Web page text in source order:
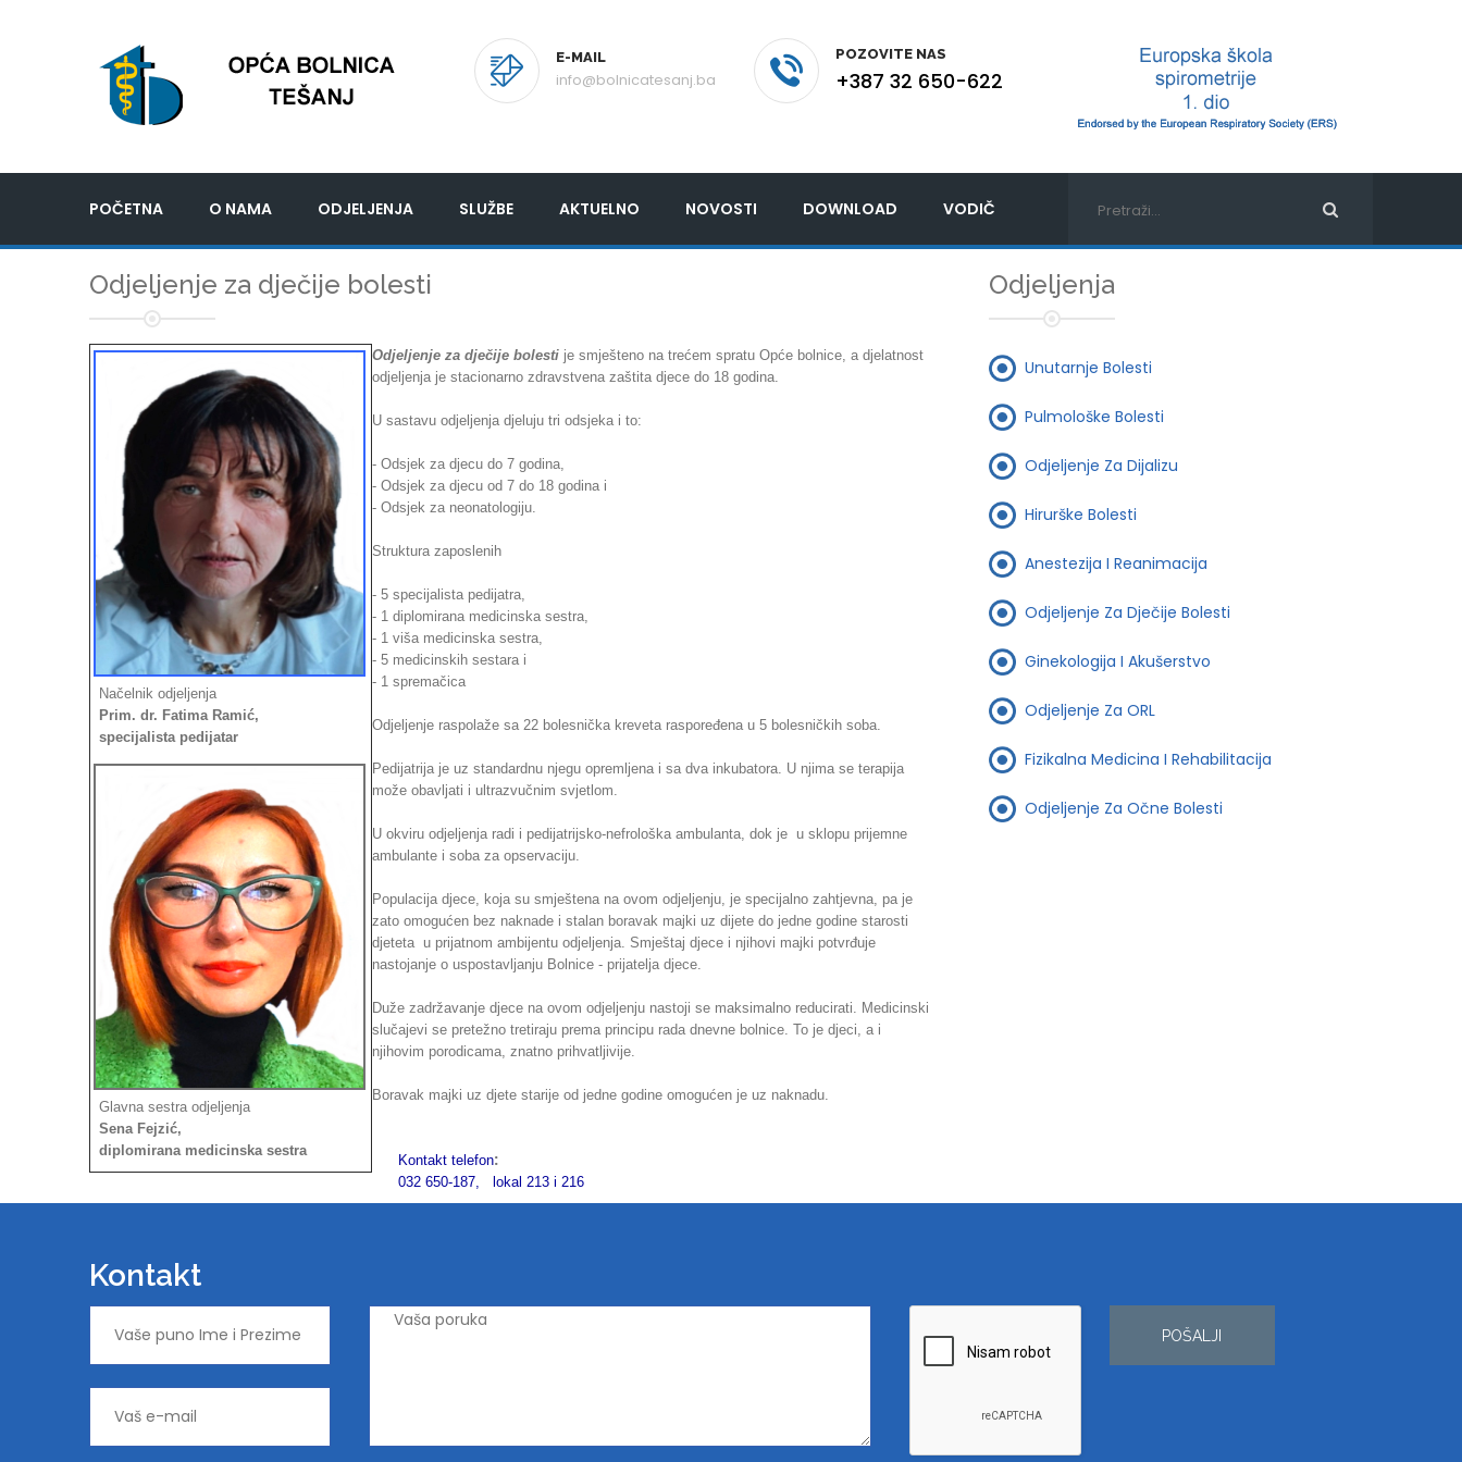
E-MAIL
info@bolnicatesanj.ba
POZOVITE NAS
+387 32 650-622
POČETNA O NAMA ODJELJENJA SLUŽBE AKTUELNO NOVOSTI DOWNLOAD VODIČ
Odjeljenje za dječije bolesti
Načelnik odjeljenja
Prim. dr. Fatima Ramić,
specijalista pedijatar
Glavna sestra odjeljenja
Sena Fejzić,
diplomirana medicinska sestra
Odjeljenje za dječije bolesti je smješteno na trećem spratu Opće bolnice, a djelatnost
odjeljenja je stacionarno zdravstvena zaštita djece do 18 godina.
U sastavu odjeljenja djeluju tri odsjeka i to:
- Odsjek za djecu do 7 godina,
- Odsjek za djecu od 7 do 18 godina i
- Odsjek za neonatologiju.
Struktura zaposlenih
- 5 specijalista pedijatra,
- 1 diplomirana medicinska sestra,
- 1 viša medicinska sestra,
- 5 medicinskih sestara i
- 1 spremačica
Odjeljenje raspolaže sa 22 bolesnička kreveta raspoređena u 5 bolesničkih soba.
Pedijatrija je uz standardnu njegu opremljena i sa dva inkubatora. U njima se terapija
može obavljati i ultrazvučnim svjetlom.
U okviru odjeljenja radi i pedijatrijsko-nefrološka ambulanta, dok je u sklopu prijemne
ambulante i soba za opservaciju.
Populacija djece, koja su smještena na ovom odjeljenju, je specijalno zahtjevna, pa je
zato omogućen bez naknade i stalan boravak majki uz dijete do jedne godine starosti
djeteta u prijatnom ambijentu odjeljenja. Smještaj djece i njihovi majki potvrđuje
nastojanje o uspostavljanju Bolnice - prijatelja djece.
Duže zadržavanje djece na ovom odjeljenju nastoji se maksimalno reducirati. Medicinski
slučajevi se pretežno tretiraju prema principu rada dnevne bolnice. To je djeci, a i
njihovim porodicama, znatno prihvatljivije.
Boravak majki uz djete starije od jedne godine omogućen je uz naknadu.
Kontakt telefon:
032 650-187, lokal 213 i 216
Odjeljenja
Unutarnje Bolesti
Pulmološke Bolesti
Odjeljenje Za Dijalizu
Hirurške Bolesti
Anestezija I Reanimacija
Odjeljenje Za Dječije Bolesti
Ginekologija I Akušerstvo
Odjeljenje Za ORL
Fizikalna Medicina I Rehabilitacija
Odjeljenje Za Očne Bolesti
Kontakt
POŠALJI